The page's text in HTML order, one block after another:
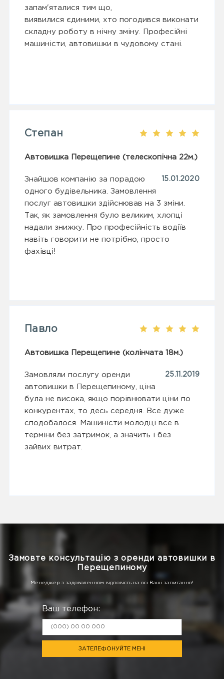
запам'яталися тим що,
виявилися єдиними, хто погодився виконати
складну роботу в нічну зміну. Професійні
машиністи, автовишки в чудовому стані.
Степан
Автовишка Перещепине (телескопічна 22м.)
15.01.2020
Знайшов компанію за порадою
одного будівельника. Замовлення
послуг автовишки здійснював на 3 зміни.
Так, як замовлення було великим, хлопці
надали знижку. Про професійність водіїв
навіть говорити не потрібно, просто
фахівці!
Павло
Автовишка Перещепине (колінчата 18м.)
25.11.2019
Замовляли послугу оренди
автовишки в Перещепиному, ціна
була не висока, якщо порівнювати ціни по
конкурентах, то десь середня. Все дуже
сподобалося. Машиністи молодці все в
терміни без затримок, а значить і без
зайвих витрат.
Замовте консультацію з оренди автовишки в
Перещепиному
Менеджер з задоволенням відповість на всі Ваші запитання!
Ваш телефон:
ЗАТЕЛЕФОНУЙТЕ МЕНІ